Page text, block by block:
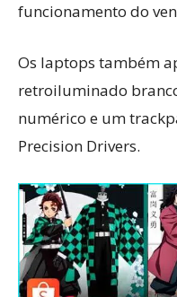
funcionamento do
Os laptops também
retroiluminado
numérico e um
Precision Drivers.